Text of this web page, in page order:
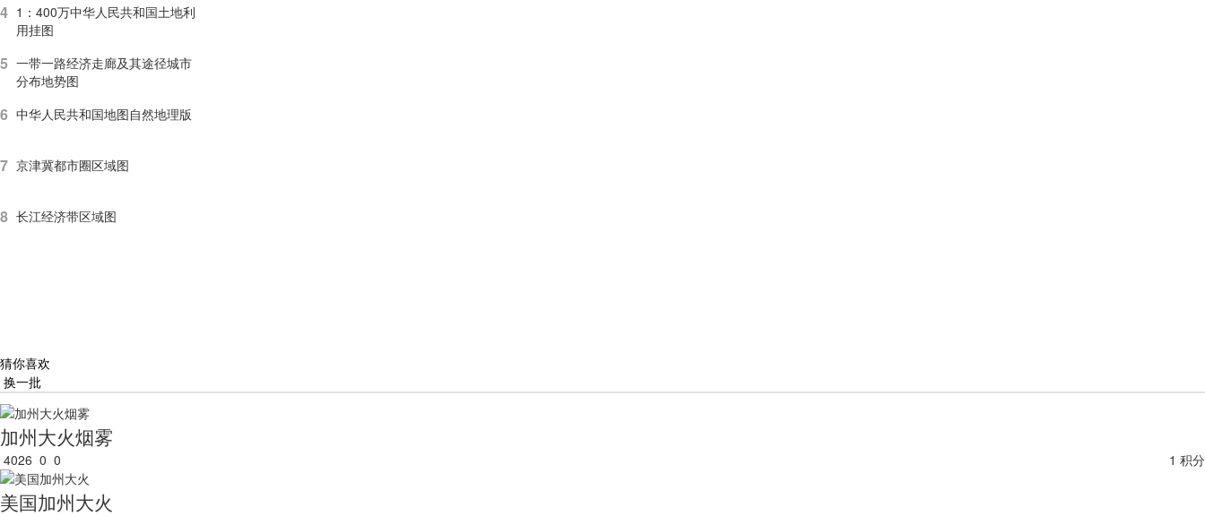
4 1：400万中华人民共和国土地利
用挂图
5 一带一路经济走廊及其途径城市
分布地势图
6 中华人民共和国地图自然地理版
7 京津冀都市圈区域图
8 长江经济带区域图
猜你喜欢
换一批
加州大火烟雾
4026 0 0 1 积分
美国加州大火